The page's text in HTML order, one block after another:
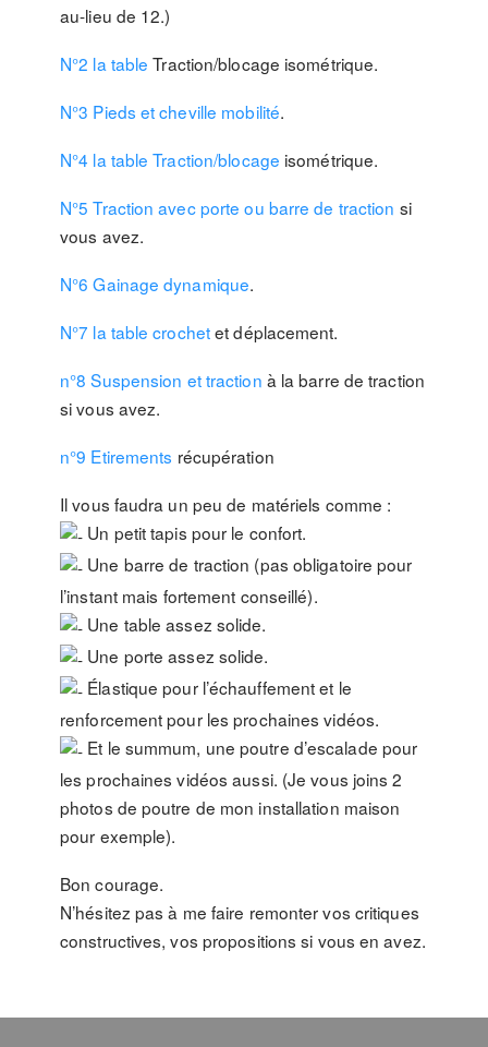
au-lieu de 12.)
N°2 la table Traction/blocage isométrique.
N°3 Pieds et cheville mobilité.
N°4 la table Traction/blocage isométrique.
N°5 Traction avec porte ou barre de traction si
vous avez.
N°6 Gainage dynamique.
N°7 la table crochetet déplacement.
n°8 Suspension et traction à la barre de traction
si vous avez.
n°9 Etirements récupération
Il vous faudra un peu de matériels comme :
Un petit tapis pour le confort.
Une barre de traction (pas obligatoire pour
l’instant mais fortement conseillé).
Une table assez solide.
Une porte assez solide.
Élastique pour l’échauffement et le
renforcement pour les prochaines vidéos.
Et le summum, une poutre d’escalade pour
les prochaines vidéos aussi. (Je vous joins 2
photos de poutre de mon installation maison
pour exemple).
Bon courage.
N’hésitez pas à me faire remonter vos critiques
constructives, vos propositions si vous en avez.